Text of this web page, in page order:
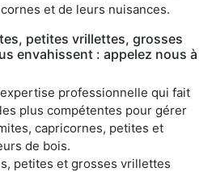
et de leurs nuisances.
petites vrillettes, grosses
envahissent : appelez nous à
professionnelle qui fait
plus compétentes pour gérer
capricornes, petites et
de bois.
petites et grosses vrillettes